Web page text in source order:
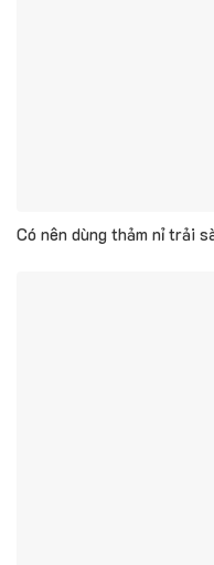
Có nên dùng thảm nỉ trải